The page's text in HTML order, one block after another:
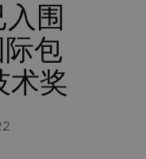
围
包
术奖